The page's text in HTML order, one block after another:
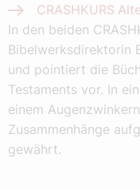
CRASHKURS
In den beiden
Bibelwerksdirektorin
und pointiert die
Testaments vor. In
einem
Zusammenhänge
gewährt.